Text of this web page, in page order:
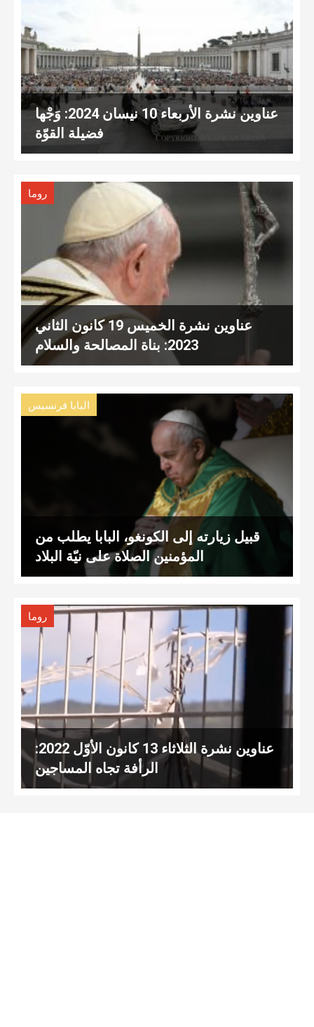
عناوين نشرة الأربعاء 10 نيسان 2024: وَجْها
فضيلة القوّة
روما
عناوين نشرة الخميس 19 كانون الثاني
2023: بناة المصالحة والسلام
البابا فرنسيس
قبيل زيارته إلى الكونغو، البابا يطلب من
المؤمنين الصلاة على نيّة البلاد
روما
عناوين نشرة الثلاثاء 13 كانون الأوّل 2022:
الرأفة تجاه المساجين